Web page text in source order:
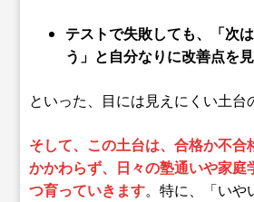
テストで失敗しても、「次
う」と自分なりに改善点を
といった、目には見えにくい土台
そして、この土台は、合格か不合
かかわらず、日々の塾通いや家庭
つ育っていきます。特に、「いや